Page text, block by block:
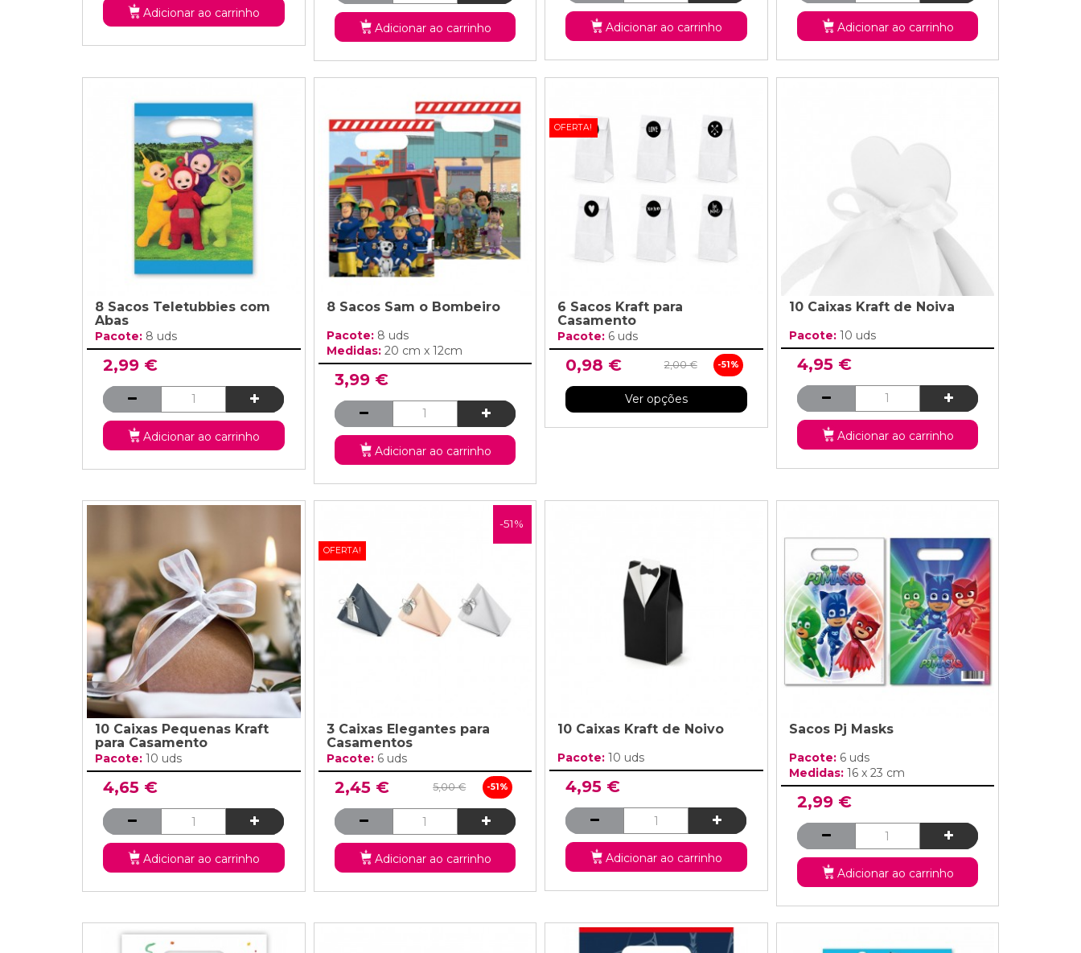
Adicionar ao carrinho
Adicionar ao carrinho Adicionar ao carrinho Adicionar ao carrinho
8 Sacos Teletubbies com
Abas
Pacote: 8 uds
2,99 €
Adicionar ao carrinho
8 Sacos Sam o Bombeiro
Pacote: 8 uds
Medidas: 20 cm x 12cm
3,99 €
Adicionar ao carrinho
OFERTA!
6 Sacos Kraft para
Casamento
Pacote: 6 uds
0,98 € 2,00 € -51%
Ver opções
10 Caixas Kraft de Noiva
Pacote: 10 uds
4,95 €
Adicionar ao carrinho
10 Caixas Pequenas Kraft
para Casamento
Pacote: 10 uds
4,65 €
Adicionar ao carrinho
-51%
OFERTA!
3 Caixas Elegantes para
Casamentos
Pacote: 6 uds
2,45 € 5,00 € -51%
Adicionar ao carrinho
10 Caixas Kraft de Noivo
Pacote: 10 uds
4,95 €
Adicionar ao carrinho
Sacos Pj Masks
Pacote: 6 uds
Medidas: 16 x 23 cm
2,99 €
Adicionar ao carrinho